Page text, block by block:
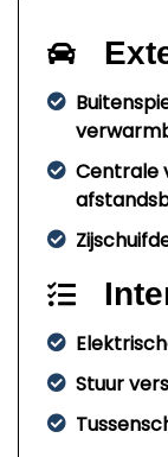
Centrale
Stuur